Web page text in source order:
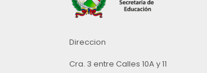
Direccion
Cra. 3 entre Calles 10A y 11